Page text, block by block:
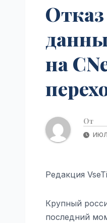
на
От
ИЮЛ
Редакция
Крупный
последний